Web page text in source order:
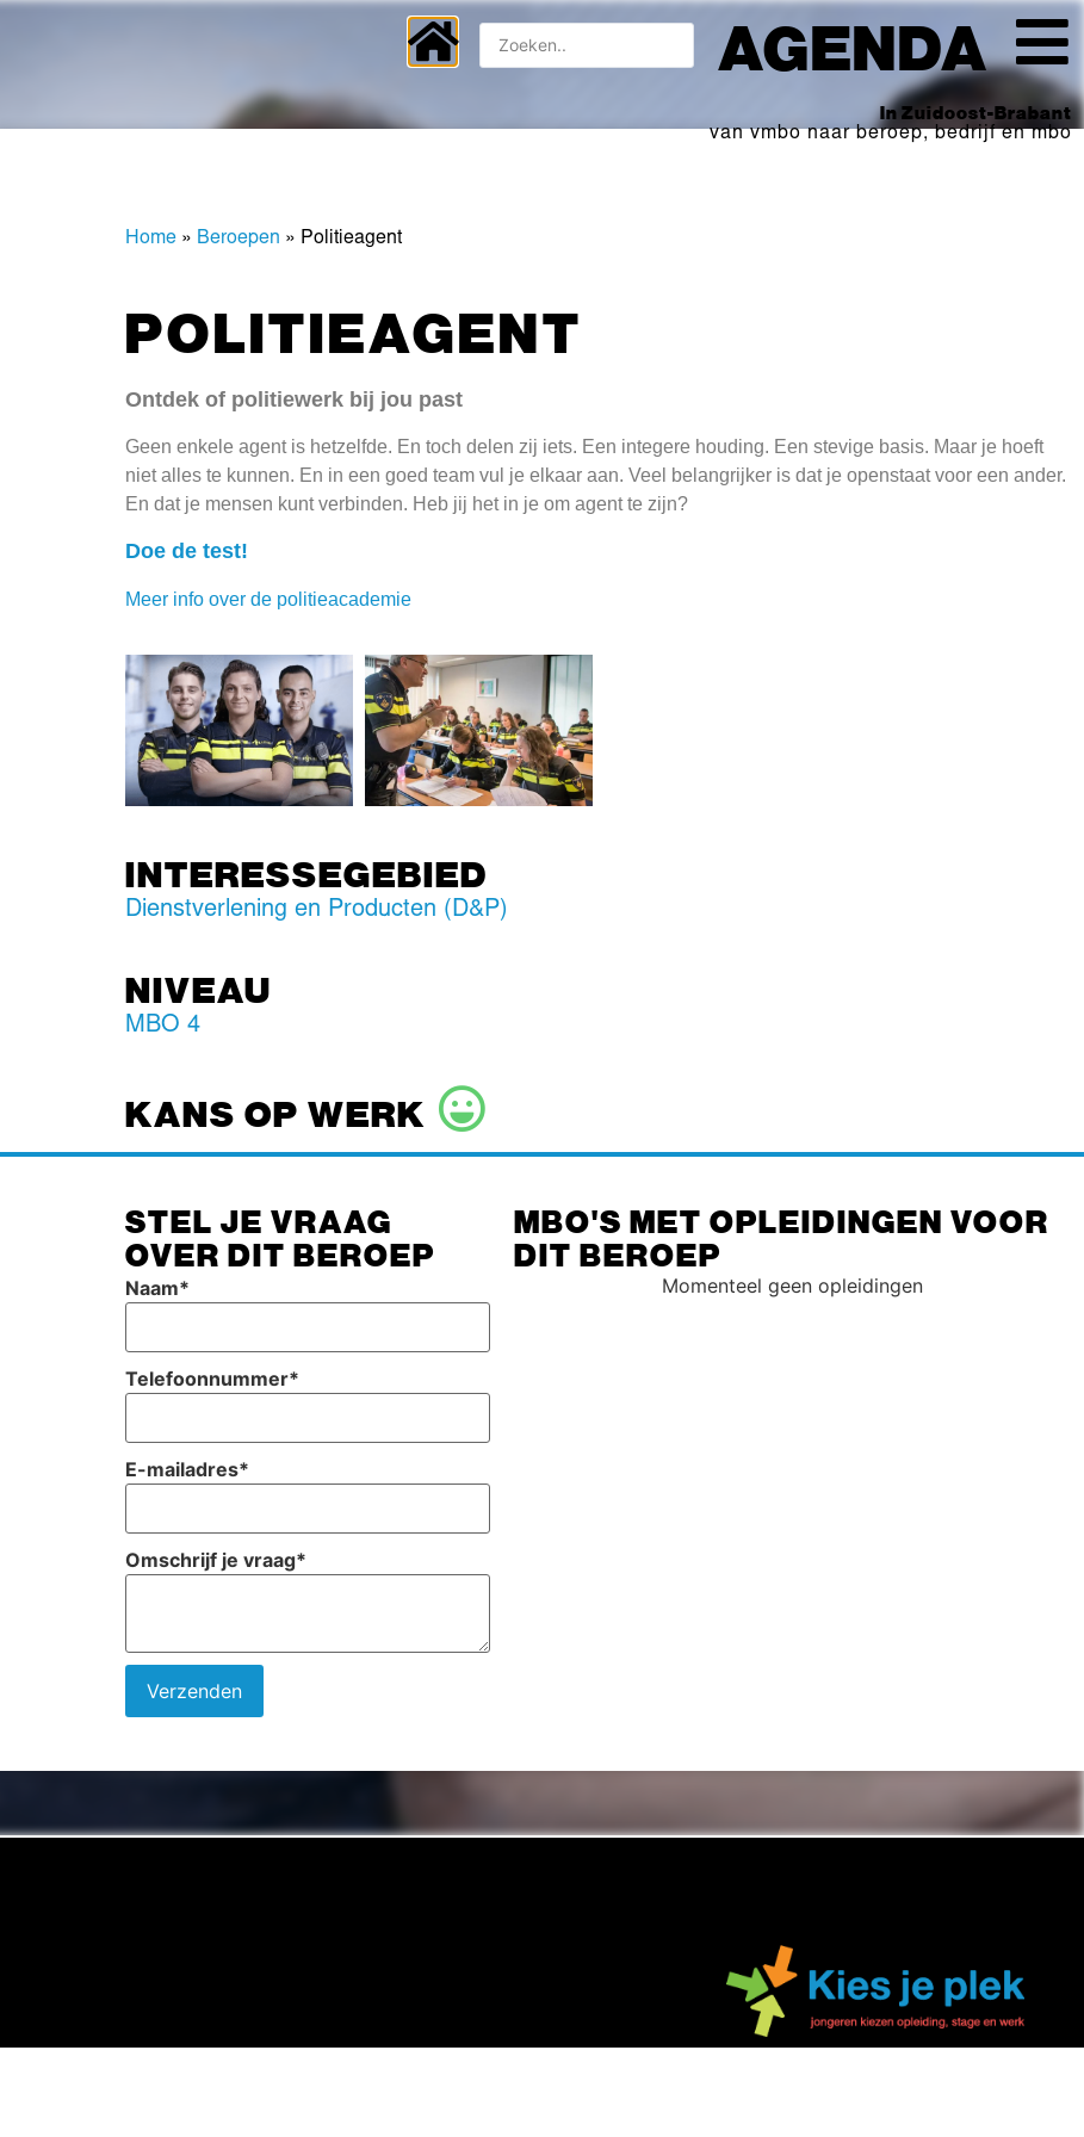
Home » Beroepen » Politieagent
POLITIEAGENT
Ontdek of politiewerk bij jou past
Geen enkele agent is hetzelfde. En toch delen zij iets. Een integere houding. Een stevige basis. Maar je hoeft
niet alles te kunnen. En in een goed team vul je elkaar aan. Veel belangrijker is dat je openstaat voor een ander.
En dat je mensen kunt verbinden. Heb jij het in je om agent te zijn?
Doe de test!
Meer info over de politieacademie
INTERESSEGEBIED
Dienstverlening en Producten (D&P)
NIVEAU
MBO 4
KANS OP WERK
STEL JE VRAAG
OVER DIT BEROEP
Naam*
Telefoonnummer*
E-mailadres*
Omschrijf je vraag*
Verzenden
MBO'S MET OPLEIDINGEN VOOR
DIT BEROEP
Momenteel geen opleidingen
AGENDA
In Zuidoost-Brabant
van vmbo naar beroep, bedrijf en mbo